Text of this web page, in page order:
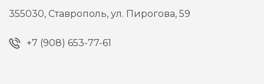
355030, Ставрополь,ул. Пирогова, 59
+7 (908) 653-77-61